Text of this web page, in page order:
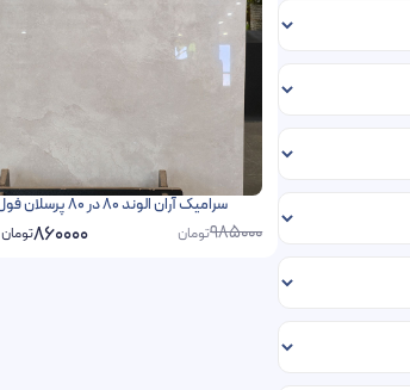
سرامیک آران الوند 80 در 80 پرسلان فول پولیش
985000تومان 860000تومان